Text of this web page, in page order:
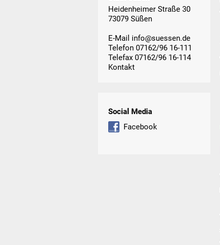
Heidenheimer Straße 30
73079 Süßen
E-Mail info@suessen.de
Telefon 07162/96 16-111
Telefax 07162/96 16-114
Kontakt
Social Media
Facebook